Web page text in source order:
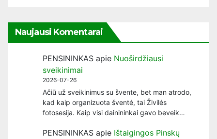
Naujausi Komentarai
PENSININKAS apie Nuoširdžiausi
sveikinimai
2026-07-26
Ačiū už sveikinimus su švente, bet man atrodo,
kad kaip organizuota šventė, tai Živilės
fotosesija. Kaip visi dainininkai gavo beveik…
PENSININKAS apie Ištaigingos Pinskų